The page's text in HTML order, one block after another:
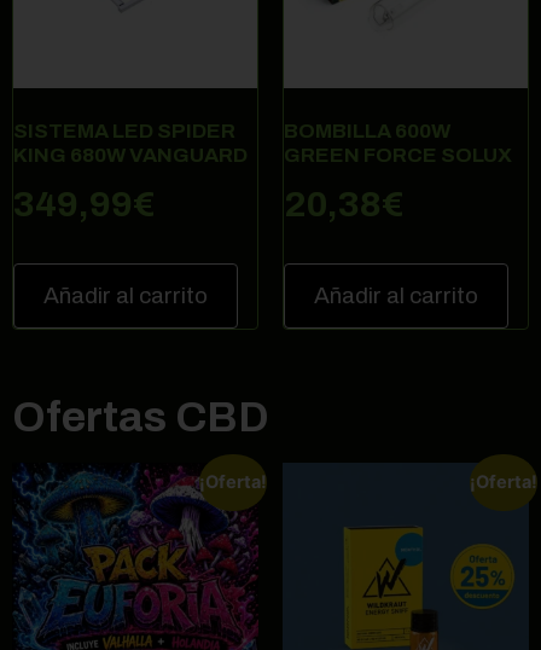
SISTEMA LED SPIDER
KING 680W VANGUARD
349,99€
Añadir al carrito
BOMBILLA 600W
GREEN FORCE SOLUX
20,38€
Añadir al carrito
Ofertas CBD
¡Oferta! ¡Oferta!